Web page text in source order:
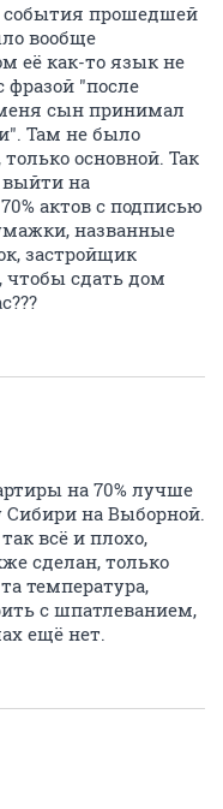
прошедшей
вообще
её как-то язык не
фразой "после
сын принимал
Там не было
основной. Так
выйти на
актов с подписью
названные
застройщик
чтобы сдать дом
на 70% лучше
Сибири на Выборной.
всё и плохо,
сделан, только
температура,
с шпатлеванием,
ещё нет.